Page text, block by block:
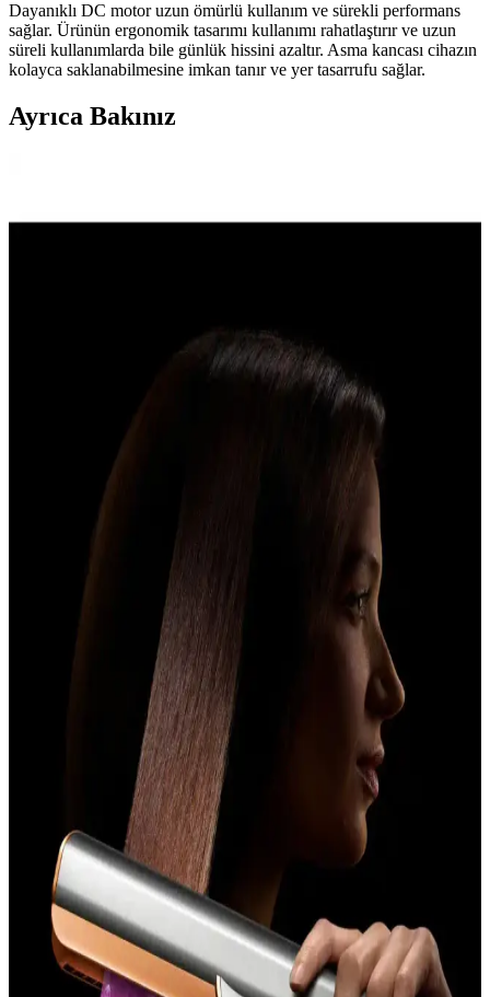
Dayanıklı DC motor uzun ömürlü kullanım ve sürekli performans
sağlar. Ürünün ergonomik tasarımı kullanımı rahatlaştırır ve uzun
süreli kullanımlarda bile günlük hissini azaltır. Asma kancası cihazın
kolayca saklanabilmesine imkan tanır ve yer tasarrufu sağlar.
Ayrıca Bakınız
Johnson Megafön Turbo Profesyonel 3500: Güçlü
ve Dayanıklı Saç Kurutma Cihazı Özellikleri
Johnson Megafön Turbo 3500, 2400W gücü, çoklu ayar seçenekleri
ve ergonomik tasarımıyla profesyonel ve ev kullanımı için ideal,
Kumtel 2000 Watt Saç Kurutma Makinesi
Özellikleri ve Kullanım İpuçları
Kumtel 2000 watt saç kurutma makinesi, yüksek performans,
ergonomik tasarım ve çeşitli ayar seçenekleriyle saç bakımını
kolaylaştırır. Doğru kullanım ve bakım ile uzun ömür sağlar.
Arzum AR5014 Senfony Color 2000 W Saç
Kurutma Makinesi İncelemesi ve Özellikleri
Arzum AR5014 Senfony Color, 2000 W motor gücü, çeşitli ayar
seçenekleri ve şık tasarımıyla etkili saç kurutma ve şekillendirme
sağlar. Hafifliği ve pratik kullanımıyla öne çıkan bu model, bakım ve
temizlik kolaylığı sunar.
Grundig HD 7880 Saç Kurutma Makinesi: Güçlü
Performans ve Gelişmiş Teknolojiler
Grundig HD 7880, 2200 W gücü, iyon teknolojisi ve çeşitli
ayarlarıyla etkili ve sağlıklı saç kurutma sağlar. Ergonomik
tasarımıyla kullanımı kolaydır ve profesyonel sonuçlar sunar.
Awox Axıon 9003 Mavi Saç Kurutma Makinesi
İncelemesi ve Özellikleri